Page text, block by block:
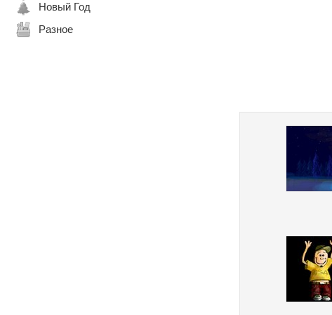
Новый Год
Разное